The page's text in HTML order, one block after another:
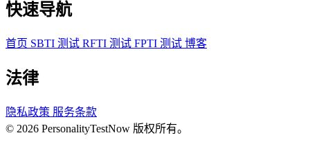
快速导航
首页 SBTI 测试 RFTI 测试 FPTI 测试 博客
法律
隐私政策 服务条款
© 2026 PersonalityTestNow 版权所有。